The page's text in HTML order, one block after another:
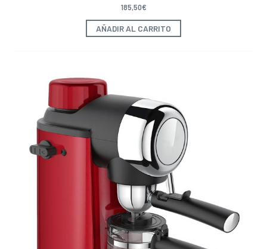
185,50€
AÑADIR AL CARRITO